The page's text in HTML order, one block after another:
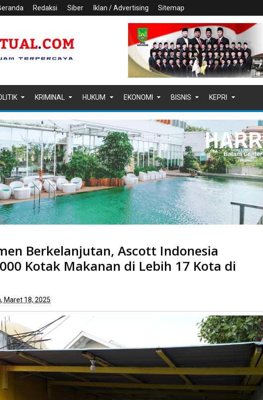
Redaksi Siber Iklan / Advertising Sitemap
KRIMINAL HUKUM EKONOMI BISNIS KEPRI
Ascott Indonesia Distribusikan 5000 Kotak Makanan di Lebih 17 Kota di Indonesia
Berkelanjutan, Ascott Indonesia
Kotak Makanan di Lebih 17 Kota di
Maret 18, 2025